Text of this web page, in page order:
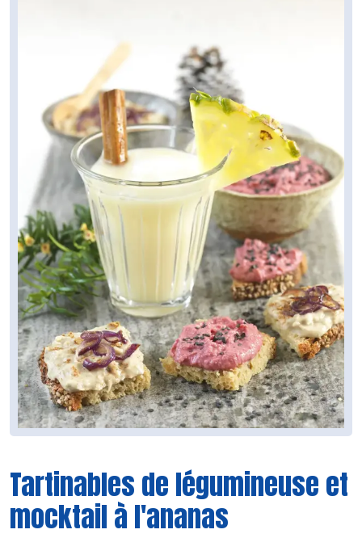
Tartinables de légumineuse et
mocktail à l'ananas